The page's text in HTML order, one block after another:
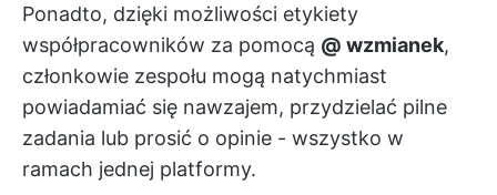
Ponadto, dzięki możliwości etykiety
współpracowników za pomocą @ wzmianek,
członkowie zespołu mogą natychmiast
powiadamiać się nawzajem, przydzielać pilne
zadania lub prosić o opinie - wszystko w
ramach jednej platformy.